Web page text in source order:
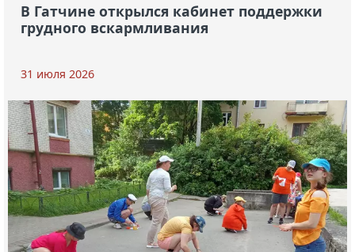
В Гатчине открылся кабинет поддержки
грудного вскармливания
31 июля 2026